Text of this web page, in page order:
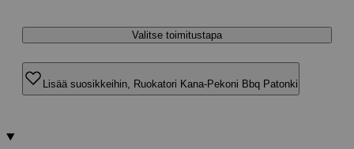
Valitse toimitustapa
Lisää suosikkeihin, Ruokatori Kana-Pekoni Bbq Patonki